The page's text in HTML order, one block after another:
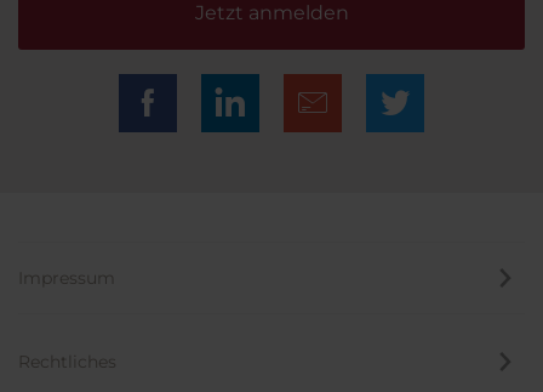
Jetzt anmelden
Impressum
Rechtliches